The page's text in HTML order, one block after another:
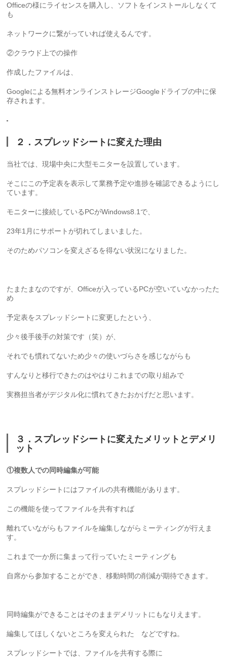
Officeの様にライセンスを購入し、ソフトをインストールしなくて
も
ネットワークに繋がっていれば使えるんです。
②クラウド上での操作
作成したファイルは、
Googleによる無料オンラインストレージGoogleドライブの中に保
存されます。
２．スプレッドシートに変えた理由
当社では、現場中央に大型モニターを設置しています。
そこにこの予定表を表示して業務予定や進捗を確認できるようにし
ています。
モニターに接続しているPCがWindows8.1で、
23年1月にサポートが切れてしまいました。
そのためパソコンを変えざるを得ない状況になりました。
たまたまなのですが、Officeが入っているPCが空いていなかったた
め
予定表をスプレッドシートに変更したという、
少々後手後手の対策です（笑）が、
それでも慣れてないため少々の使いづらさを感じながらも
すんなりと移行できたのはやはりこれまでの取り組みで
実務担当者がデジタル化に慣れてきたおかげだと思います。
３．スプレッドシートに変えたメリットとデメリ
ット
①複数人での同時編集が可能
スプレッドシートにはファイルの共有機能があります。
この機能を使ってファイルを共有すれば
離れていながらもファイルを編集しながらミーティングが行えま
す。
これまで一か所に集まって行っていたミーティングも
自席から参加することができ、移動時間の削減が期待できます。
同時編集ができることはそのままデメリットにもなりえます。
編集してほしくないところを変えられた などですね。
スプレッドシートでは、ファイルを共有する際に